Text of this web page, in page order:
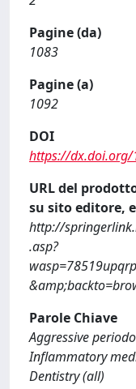
Pagine (da)
1083
Pagine (a)
1092
DOI
https://dx.doi.org/
URL del
su sito editore,
http://
.asp?
Parole Chiave
Aggressive
Inflammatory
Dentistry (all)